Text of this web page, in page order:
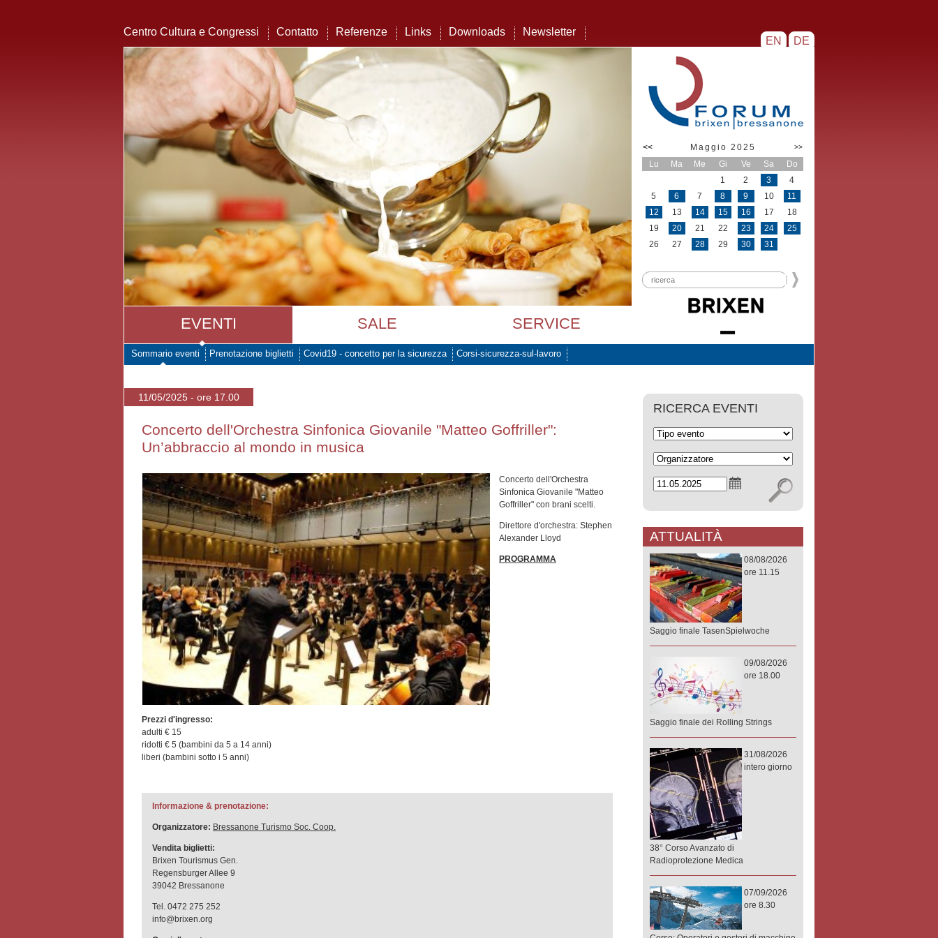
EN DE
Centro Cultura e Congressi Contatto Referenze Links Downloads Newsletter
EVENTI SALE SERVICE
<< Maggio 2025 >>
Lu Ma Me Gi Ve Sa
Do
1
2 3
4
5
6 7 8 9 10
11
12
13 14 15 16 17
18
19
20 21 22 23 24
25
26
27 28 29 30 31
Sommario eventi Prenotazione biglietti Covid19 - concetto per la sicurezza Corsi-sicurezza-sul-lavoro
11/05/2025 - ore 17.00
Concerto dell'Orchestra Sinfonica Giovanile "Matteo Goffriller":
Un’abbraccio al mondo in musica
Concerto dell'Orchestra
Sinfonica Giovanile "Matteo
Goffriller" con brani scelti.
Direttore d'orchestra: Stephen
Alexander Lloyd
PROGRAMMA
Prezzi d'ingresso:
adulti € 15
ridotti € 5 (bambini da 5 a 14 anni)
liberi (bambini sotto i 5 anni)
Informazione & prenotazione:
Organizzatore: Bressanone Turismo Soc. Coop.
Vendita biglietti:
Brixen Tourismus Gen.
Regensburger Allee 9
39042 Bressanone
Tel. 0472 275 252
info@brixen.org
RICERCA EVENTI
ATTUALITÀ
08/08/2026
ore 11.15
Saggio finale TasenSpielwoche
09/08/2026
ore 18.00
Saggio finale dei Rolling Strings
31/08/2026
intero giorno
38° Corso Avanzato di
Radioprotezione Medica
07/09/2026
ore 8.30